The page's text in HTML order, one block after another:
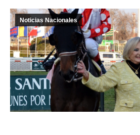
Noticias Nacionales